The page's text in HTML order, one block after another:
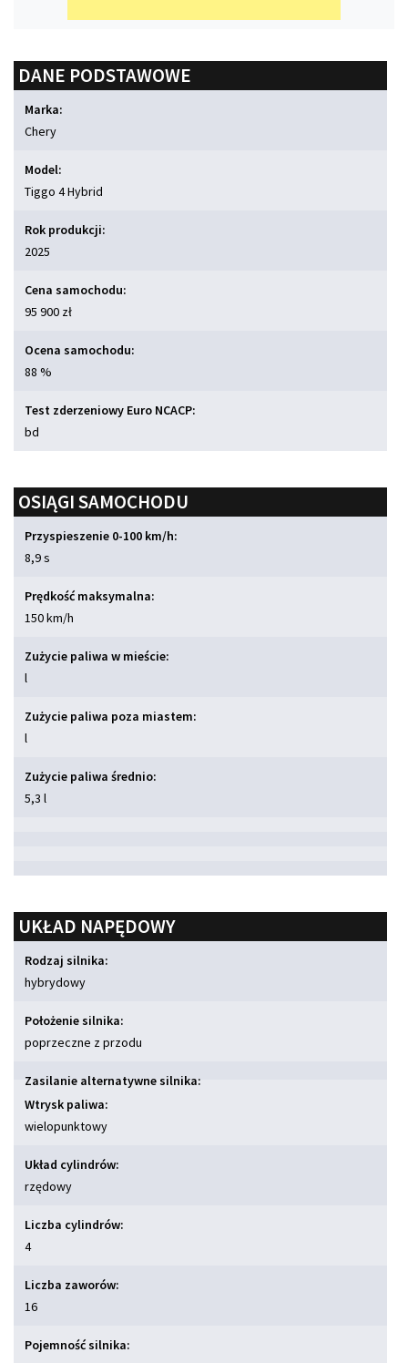
DANE PODSTAWOWE
Marka:
Chery
Model:
Tiggo 4 Hybrid
Rok produkcji:
2025
Cena samochodu:
95 900 zł
Ocena samochodu:
88 %
Test zderzeniowy Euro NCACP:
bd
OSIĄGI SAMOCHODU
Przyspieszenie 0-100 km/h:
8,9 s
Prędkość maksymalna:
150 km/h
Zużycie paliwa w mieście:
l
Zużycie paliwa poza miastem:
l
Zużycie paliwa średnio:
5,3 l
UKŁAD NAPĘDOWY
Rodzaj silnika:
hybrydowy
Położenie silnika:
poprzeczne z przodu
Zasilanie alternatywne silnika:
Wtrysk paliwa:
wielopunktowy
Układ cylindrów:
rzędowy
Liczba cylindrów:
4
Liczba zaworów:
16
Pojemność silnika: